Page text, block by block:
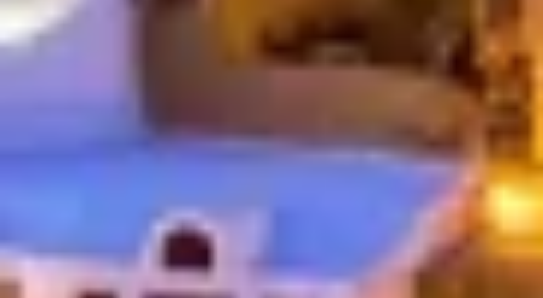
Wij gebruiken uw gegevens voor de volgende doeleinden:
Profielen aanmaken ten behoeve van
gepersonaliseerde advertenties